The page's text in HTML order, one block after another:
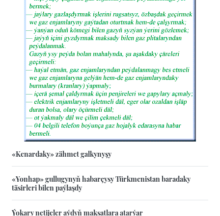
«Kenardaky» zähmet galkynyşy
«Yonhap» gullugynyň habarçysy Türkmenistan baradaky
täsirleri bilen paýlaşdy
Ýokary netijeler aýdyň maksatlara atarýar